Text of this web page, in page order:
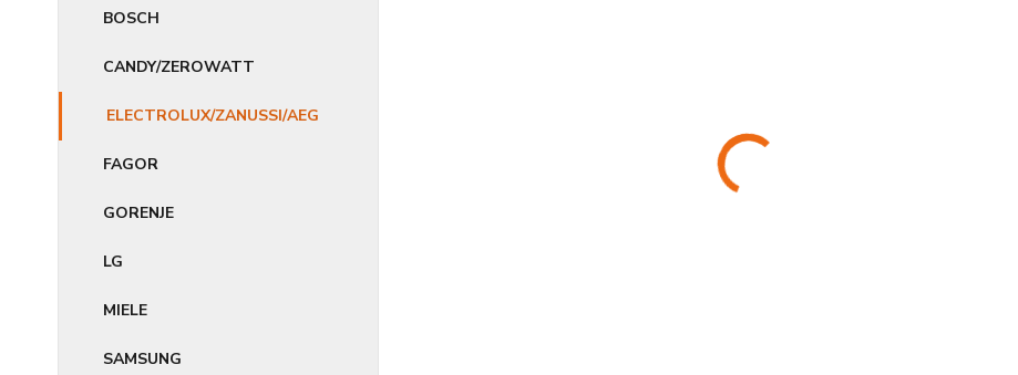
BOSCH
CANDY/ZEROWATT
ELECTROLUX/ZANUSSI/AEG
FAGOR
GORENJE
LG
MIELE
SAMSUNG